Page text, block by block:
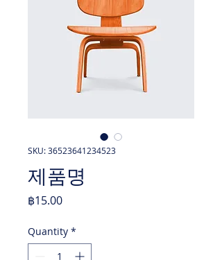
SKU: 36523641234523
제품명
฿15.00Price
Quantity *